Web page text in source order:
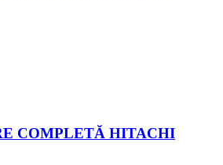
COMPLETĂ HITACHI